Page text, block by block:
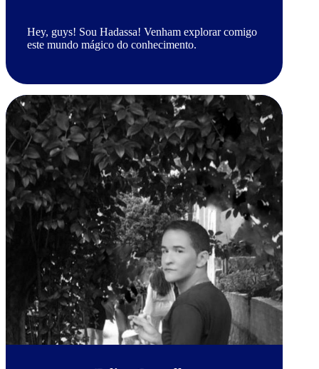
Hey, guys! Sou Hadassa! Venham explorar comigo
este mundo mágico do conhecimento.